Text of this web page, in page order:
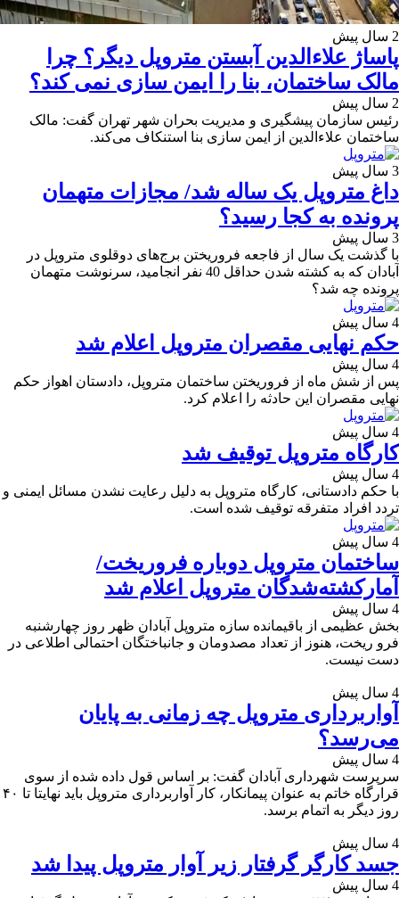
2 سال پیش
پاساژ علاءالدین آبستن متروپل دیگر؟ چرا
مالک ساختمان، بنا را ایمن سازی نمی کند؟
2 سال پیش
رئیس سازمان پیشگیری و مدیریت بحران شهر تهران گفت: مالک
ساختمان علاءالدین از ایمن سازی بنا استنکاف می‌کند.
3 سال پیش
داغ متروپل یک ساله شد/ مجازات متهمان
پرونده به کجا رسید؟
3 سال پیش
با گذشت یک سال از فاجعه فروریختن برج‌های دوقلوی متروپل در
آبادان که به کشته شدن حداقل 40 نفر انجامید، سرنوشت متهمان
پرونده چه شد؟
4 سال پیش
حکم نهایی مقصران متروپل اعلام شد
4 سال پیش
پس از شش ماه از فروریختن ساختمان متروپل، دادستان اهواز حکم
نهایی مقصران این حادثه را اعلام کرد.
4 سال پیش
کارگاه متروپل توقیف شد
4 سال پیش
با حکم دادستانی، کارگاه متروپل به دلیل رعایت نشدن مسائل ایمنی و
تردد افراد متفرقه توقیف شده است.
4 سال پیش
ساختمان متروپل دوباره فروریخت/
آمارکشته‌شدگان متروپل اعلام شد
4 سال پیش
بخش عظیمی از باقیمانده سازه متروپل آبادان ظهر روز چهارشنبه
فرو ریخت، هنوز از تعداد مصدومان و جانباختگان احتمالی اطلاعی در
دست نیست.
4 سال پیش
آواربرداری متروپل چه زمانی به پایان
می‌رسد؟
4 سال پیش
سرپرست شهرداری آبادان گفت: بر اساس قول داده شده از سوی
قرارگاه خاتم به عنوان پیمانکار، کار آواربرداری متروپل باید نهایتا تا ۴۰
روز دیگر به اتمام برسد.
4 سال پیش
جسد کارگر گرفتار زیر آوار متروپل پیدا شد
4 سال پیش